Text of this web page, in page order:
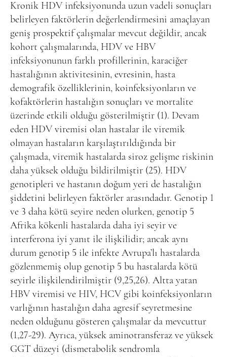
Kronik HDV infeksiyonunda uzun vadeli sonuçları
belirleyen faktörlerin değerlendirmesini amaçlayan
geniş prospektif çalışmalar mevcut değildir, ancak
kohort çalışmalarında, HDV ve HBV
infeksiyonunun farklı profillerinin, karaciğer
hastalığının aktivitesinin, evresinin, hasta
demografik özelliklerinin, koinfeksiyonların ve
kofaktörlerin hastalığın sonuçları ve mortalite
üzerinde etkili olduğu gösterilmiştir (1). Devam
eden HDV viremisi olan hastalar ile viremik
olmayan hastaların karşılaştırıldığında bir
çalışmada, viremik hastalarda siroz gelişme riskinin
daha yüksek olduğu bildirilmiştir (25). HDV
genotipleri ve hastanın doğum yeri de hastalığın
şiddetini belirleyen faktörler arasındadır. Genotip 1
ve 3 daha kötü seyire neden olurken, genotip 5
Afrika kökenli hastalarda daha iyi seyir ve
interferona iyi yanıt ile ilişkilidir; ancak aynı
durum genotip 5 ile infekte Avrupa’lı hastalarda
gözlenmemiş olup genotip 5 bu hastalarda kötü
seyirle ilişkilendirilmiştir (9,25,26). Altta yatan
HBV viremisi ve HIV, HCV gibi koinfeksiyonların
varlığının hastalığın daha agresif seyretmesine
neden olduğunu gösteren çalışmalar da mevcuttur
(1,27-29). Ayrıca, yüksek aminotransferaz ve yüksek
GGT düzeyi (dismetabolik sendromla